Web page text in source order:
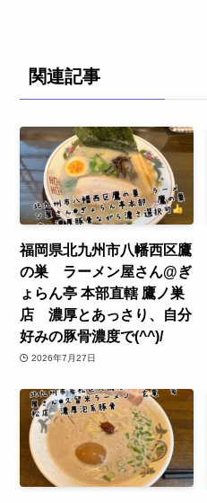
関連記事
福岡県北九州市八幡西区鷹
の巣 ラーメン屋さん@ぎ
ょらん亭 本部直轄 鷹ノ巣
店 濃厚とあっさり、自分
好みの豚骨濃度で(^^)/
2026年7月27日